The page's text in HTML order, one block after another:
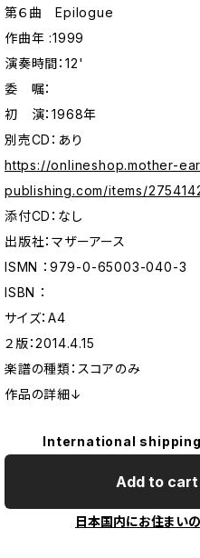
第６曲 Epilogue
作曲年 :1999
演奏時間：12'
委 嘱：
初 演：1968年
別売CD：あり
https://onlineshop.mother-
publishing.com/items/
添付CD：なし
出版社：マザーアース
ISMN ：979-0-65003-040-3
ISBN ：
サイズ：A4
２版：2014.4.15
楽譜の種類：スコアのみ
作品の詳細↓
International
Add to cart
日本国内にお住まい